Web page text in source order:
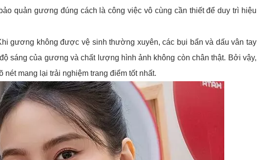
quản gương đúng cách là công việc vô cùng cần thiết để duy trì hiệu
gương không được vệ sinh thường xuyên, các bụi bẩn và dấu vân tay
sáng của gương và chất lượng hình ảnh không còn chân thật. Bởi vậy,
mang lại trải nghiệm trang điểm tốt nhất.